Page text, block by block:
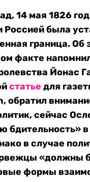
14 мая 1826
Россией была
граница. Об
факте
Йонас
статье для
обратил
сейчас
бдительность»
в случае
«должны
формы